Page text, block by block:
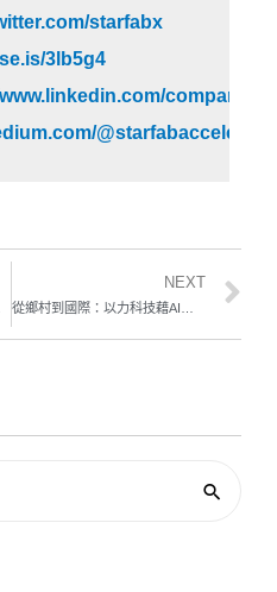
starfabx
3lb5g4
company/
NEXT